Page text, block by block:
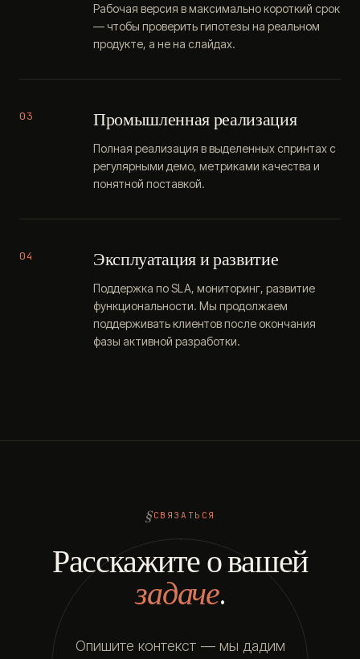
Рабочая версия в максимально короткий срок
— чтобы проверить гипотезы на реальном
продукте, а не на слайдах.
03 Промышленная реализация
Полная реализация в выделенных спринтах с
регулярными демо, метриками качества и
понятной поставкой.
04 Эксплуатация и развитие
Поддержка по SLA, мониторинг, развитие
функциональности. Мы продолжаем
поддерживать клиентов после окончания
фазы активной разработки.
СВЯЗАТЬСЯ
Расскажите о вашей
задаче.
Опишите контекст — мы дадим